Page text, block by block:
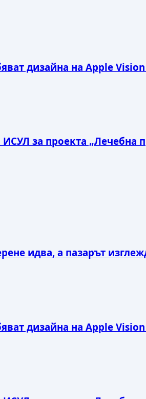
дизайна на Apple
за проекта „Лечебна
идва, а пазарът
дизайна на Apple